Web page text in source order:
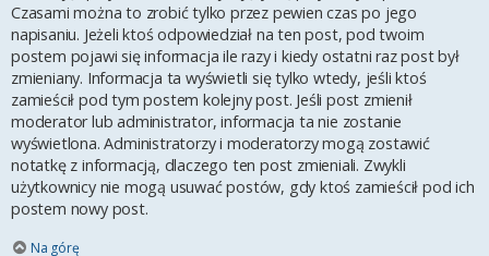
Czasami można to zrobić tylko przez pewien czas po jego
napisaniu. Jeżeli ktoś odpowiedział na ten post, pod twoim
postem pojawi się informacja ile razy i kiedy ostatni raz post był
zmieniany. Informacja ta wyświetli się tylko wtedy, jeśli ktoś
zamieścił pod tym postem kolejny post. Jeśli post zmienił
moderator lub administrator, informacja ta nie zostanie
wyświetlona. Administratorzy i moderatorzy mogą zostawić
notatkę z informacją, dlaczego ten post zmieniali. Zwykli
użytkownicy nie mogą usuwać postów, gdy ktoś zamieścił pod ich
postem nowy post.
Na górę